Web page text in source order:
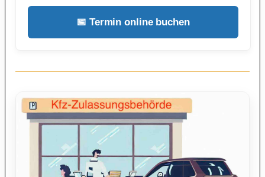
📅 Termin online buchen